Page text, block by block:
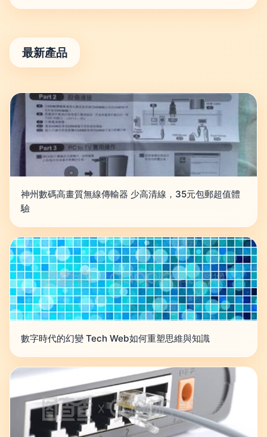
最新產品
神州數碼高畫質無線傳輸器 少高清線，35元包郵超值體
驗
數字時代的幻變 Tech Web如何重塑思維與知識